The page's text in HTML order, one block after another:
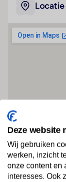
Locatie
Deze website
Wij gebruiken
werken, inzicht
onze content en
interesses. Ook